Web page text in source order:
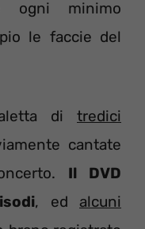
ogni minimo
le faccie del
di tredici
cantate
Il DVD
, ed alcuni